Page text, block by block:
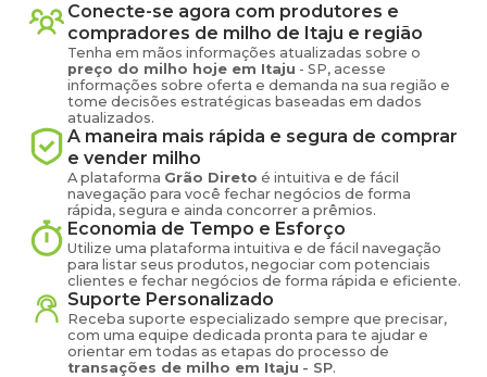
Conecte-se agora com produtores e
compradores de milho de Itaju e região
Tenha em mãos informações atualizadas sobre o
preço do milho hoje em Itaju - SP, acesse
informações sobre oferta e demanda na sua região e
tome decisões estratégicas baseadas em dados
atualizados.
A maneira mais rápida e segura de comprar
e vender milho
A plataforma Grão Direto é intuitiva e de fácil
navegação para você fechar negócios de forma
rápida, segura e ainda concorrer a prêmios.
Economia de Tempo e Esforço
Utilize uma plataforma intuitiva e de fácil navegação
para listar seus produtos, negociar com potenciais
clientes e fechar negócios de forma rápida e eficiente.
Suporte Personalizado
Receba suporte especializado sempre que precisar,
com uma equipe dedicada pronta para te ajudar e
orientar em todas as etapas do processo de
transações de milho em Itaju - SP.